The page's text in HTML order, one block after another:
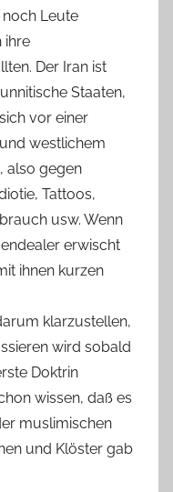
Leute
ihre
Der Iran ist
Staaten,
vor einer
westlichem
also gegen
Tattoos,
usw. Wenn
erwischt
ihnen kurzen
klarzustellen,
wird sobald
Doktrin
wissen, daß es
muslimischen
und Klöster gab